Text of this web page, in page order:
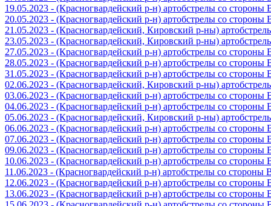
19.05.2023 - (Красногвардейский р-н) артобстрелы со
20.05.2023 - (Красногвардейский р-н) артобстрелы со
21.05.2023 - (Красногвардейский, Кировский р-ны)
23.05.2023 - (Красногвардейский, Кировский р-ны)
27.05.2023 - (Красногвардейский р-н) артобстрелы со
28.05.2023 - (Красногвардейский р-н) артобстрелы со
31.05.2023 - (Красногвардейский р-н) артобстрелы со
02.06.2023 - (Красногвардейский, Кировский р-ны)
03.06.2023 - (Красногвардейский р-н) артобстрелы со
04.06.2023 - (Красногвардейский р-н) артобстрелы со
05.06.2023 - (Красногвардейский, Кировский р-ны)
06.06.2023 - (Красногвардейский р-н) артобстрелы со
07.06.2023 - (Красногвардейский р-н) артобстрелы со
09.06.2023 - (Красногвардейский р-н) артобстрелы со
10.06.2023 - (Красногвардейский р-н) артобстрелы со
11.06.2023 - (Красногвардейский р-н) артобстрелы со стороны
12.06.2023 - (Красногвардейский р-н) артобстрелы со
13.06.2023 - (Красногвардейский р-н) артобстрелы со